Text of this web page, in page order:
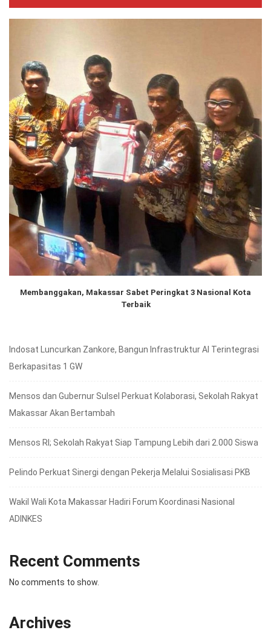
Membanggakan, Makassar Sabet Peringkat 3 Nasional Kota
Terbaik
Indosat Luncurkan Zankore, Bangun Infrastruktur AI Terintegrasi
Berkapasitas 1 GW
Mensos dan Gubernur Sulsel Perkuat Kolaborasi, Sekolah Rakyat
Makassar Akan Bertambah
Mensos RI; Sekolah Rakyat Siap Tampung Lebih dari 2.000 Siswa
Pelindo Perkuat Sinergi dengan Pekerja Melalui Sosialisasi PKB
Wakil Wali Kota Makassar Hadiri Forum Koordinasi Nasional
ADINKES
Recent Comments
No comments to show.
Archives